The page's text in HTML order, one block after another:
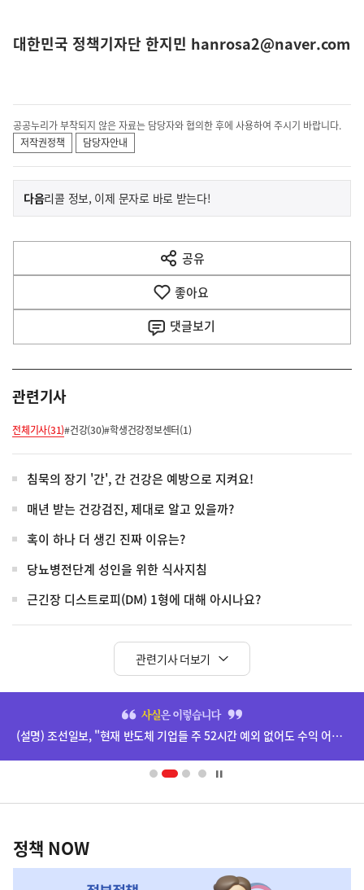
대한민국 정책기자단 한지민 hanrosa2@naver.com
공공누리가 부착되지 않은 자료는 담당자와 협의한 후에 사용하여 주시기 바랍니다.
저작권정책
담당자안내
이
전
다
음
다음기
리콜 정보, 이제 문자로 바로 받는다!
공유
열
기
좋아요
댓글보기
관련기사
전체기사(31)#건강(30)#학생건강정보센터(1)
침묵의 장기 '간', 간 건강은 예방으로 지켜요!
매년 받는 건강검진, 제대로 알고 있을까?
혹이 하나 더 생긴 진짜 이유는?
당뇨병전단계 성인을 위한 식사지침
근긴장 디스트로피(DM) 1형에 대해 아시나요?
관련기사 더보기
영
(설명) 조선일보, "현재 반도체 기업들 주 52시간 예외 없어도 수익 어마어마하더라" 기사 등 관련
책
NOW,
정책 NOW